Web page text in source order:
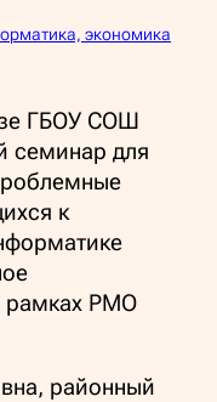
экономика
ГБОУ СОШ
семинар для
к
рамках РМО
районный